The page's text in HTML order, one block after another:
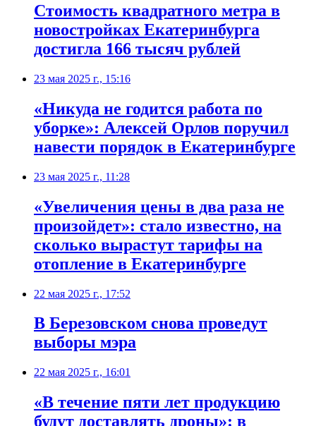
Стоимость квадратного метра в
новостройках Екатеринбурга
достигла 166 тысяч рублей
23 мая 2025 г., 15:16
«Никуда не годится работа по
уборке»: Алексей Орлов поручил
навести порядок в Екатеринбурге
23 мая 2025 г., 11:28
«Увеличения цены в два раза не
произойдет»: стало известно, на
сколько вырастут тарифы на
отопление в Екатеринбурге
22 мая 2025 г., 17:52
В Березовском снова проведут
выборы мэра
22 мая 2025 г., 16:01
«В течение пяти лет продукцию
будут доставлять дроны»: в